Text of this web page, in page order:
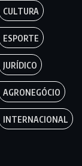
CULTURA
ESPORTE
JURÍDICO
AGRONEGÓCIO
INTERNACIONAL